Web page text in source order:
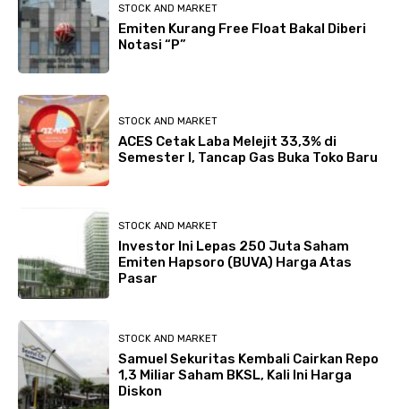
STOCK AND MARKET
Emiten Kurang Free Float Bakal Diberi
Notasi “P”
STOCK AND MARKET
ACES Cetak Laba Melejit 33,3% di
Semester I, Tancap Gas Buka Toko Baru
STOCK AND MARKET
Investor Ini Lepas 250 Juta Saham
Emiten Hapsoro (BUVA) Harga Atas
Pasar
STOCK AND MARKET
Samuel Sekuritas Kembali Cairkan Repo
1,3 Miliar Saham BKSL, Kali Ini Harga
Diskon